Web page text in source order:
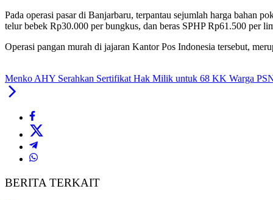
Pada operasi pasar di Banjarbaru, terpantau sejumlah harga bahan
telur bebek Rp30.000 per bungkus, dan beras SPHP Rp61.500 per
Operasi pangan murah di jajaran Kantor Pos Indonesia tersebut,
Menko AHY Serahkan Sertifikat Hak Milik untuk 68 KK Warga
BERITA TERKAIT